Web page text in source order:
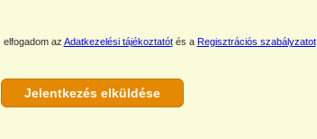
az Adatkezelési tájékoztatótés a Regisztrációs szabályzatot